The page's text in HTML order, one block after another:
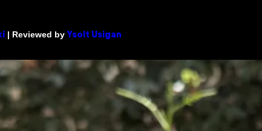
| Reviewed by Ysolt Usigan